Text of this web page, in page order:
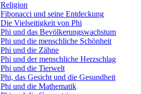
Religion
Fibonacci und seine Entdeckung
Die Vielseitigkeit von Phi
Phi und das Bevölkerungswachstum
Phi und die menschliche Schönheit
Phi und die Zähne
Phi und der menschliche Herzschlag
Phi und die Tierwelt
Phi, das Gesicht und die Gesundheit
Phi und die Mathematik